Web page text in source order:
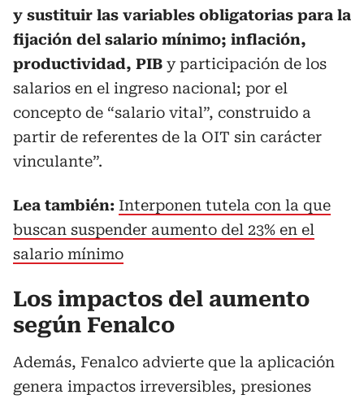
y sustituir las variables obligatorias para la
fijación del salario mínimo; inflación,
productividad, PIB y participación de los
salarios en el ingreso nacional; por el
concepto de “salario vital”, construido a
partir de referentes de la OIT sin carácter
vinculante”.
Lea también: Interponen tutela con la que
buscan suspender aumento del 23% en el
salario mínimo
Los impactos del aumento
según Fenalco
Además, Fenalco advierte que la aplicación
genera impactos irreversibles, presiones